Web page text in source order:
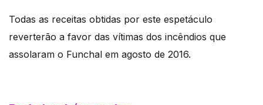
Todas as receitas obtidas por este espetáculo
reverterão a favor das vítimas dos incêndios que
assolaram o Funchal em agosto de 2016.